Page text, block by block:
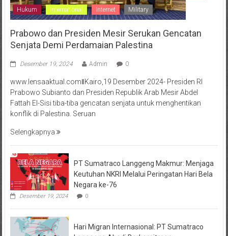
Hukum International Internet Military
Prabowo dan Presiden Mesir Serukan Gencatan
Senjata Demi Perdamaian Palestina
Desember 19, 2024 Admin 0
www.lensaaktual.comǁKairo,19 Desember 2024- Presiden RI
Prabowo Subianto dan Presiden Republik Arab Mesir Abdel
Fattah El-Sisi tiba-tiba gencatan senjata untuk menghentikan
konflik di Palestina. Seruan
Selengkapnya
PT Sumatraco Langgeng Makmur: Menjaga
Keutuhan NKRI Melalui Peringatan Hari Bela
Negara ke-76
Desember 19, 2024 0
Hari Migran Internasional: PT Sumatraco